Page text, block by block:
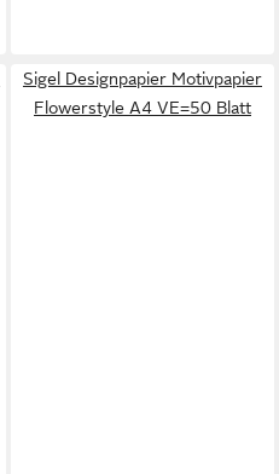
Sigel Designpapier Motivpapier
Flowerstyle A4 VE=50 Blatt